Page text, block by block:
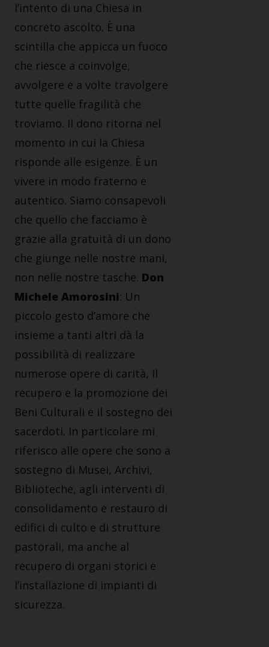
l’intento di una Chiesa in
concreto ascolto. È una
scintilla che appicca un fuoco
che riesce a coinvolge,
avvolgere e a volte travolgere
tutte quelle fragilità che
troviamo. Il dono ritorna nel
momento in cui la Chiesa
risponde alle esigenze. È un
vivere in modo fraterno e
autentico. Siamo consapevoli
che quello che facciamo è
grazie alla gratuità di un dono
che giunge nelle nostre mani,
non nelle nostre tasche. Don
Michele Amorosini: Un
piccolo gesto d’amore che
insieme a tanti altri dà la
possibilità di realizzare
numerose opere di carità, il
recupero e la promozione dei
Beni Culturali e il sostegno dei
sacerdoti. In particolare mi
riferisco alle opere che sono a
sostegno di Musei, Archivi,
Biblioteche, agli interventi di
consolidamento e restauro di
edifici di culto e di strutture
pastorali, ma anche al
recupero di organi storici e
l’installazione di impianti di
sicurezza.